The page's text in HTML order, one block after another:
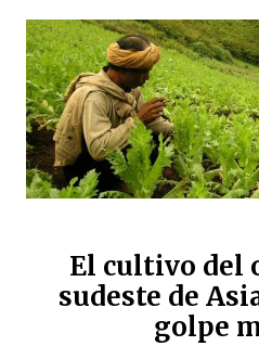
El cultivo del
sudeste de
golpe